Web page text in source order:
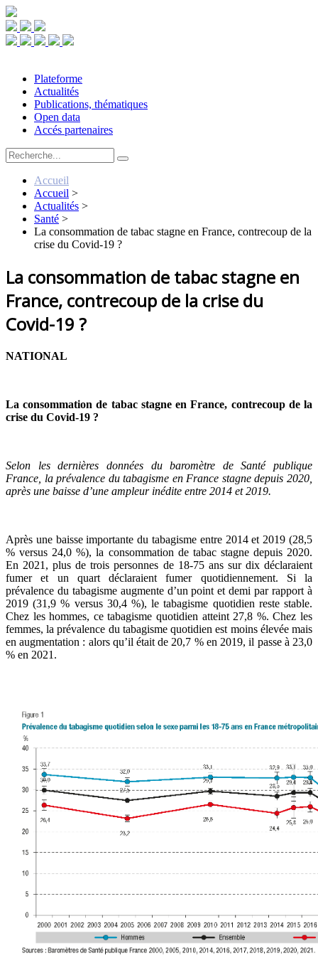
Plateforme
Actualités
Publications, thématiques
Open data
Accés partenaires
Accueil
Accueil >
Actualités >
Santé >
La consommation de tabac stagne en France, contrecoup de la
crise du Covid-19 ?
La consommation de tabac stagne en
France, contrecoup de la crise du
Covid-19 ?
NATIONAL
La consommation de tabac stagne en France, contrecoup de la
crise du Covid-19 ?
Selon les dernières données du baromètre de Santé publique
France, la prévalence du tabagisme en France stagne depuis 2020,
après une baisse d’une ampleur inédite entre 2014 et 2019.
Après une baisse importante du tabagisme entre 2014 et 2019 (28,5
% versus 24,0 %), la consommation de tabac stagne depuis 2020.
En 2021, plus de trois personnes de 18‑75 ans sur dix déclaraient
fumer et un quart déclaraient fumer quotidiennement. Si la
prévalence du tabagisme augmente d’un point et demi par rapport à
2019 (31,9 % versus 30,4 %), le tabagisme quotidien reste stable.
Chez les hommes, ce tabagisme quotidien atteint 27,8 %. Chez les
femmes, la prévalence du tabagisme quotidien est moins élevée mais
en augmentation : alors qu’il était de 20,7 % en 2019, il passe à 23,0
% en 2021.